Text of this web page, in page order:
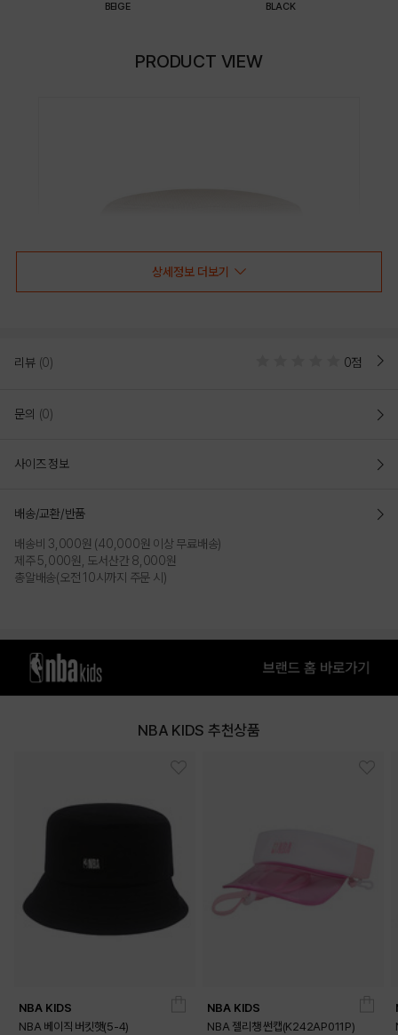
BEIGE BLACK
PRODUCT VIEW
상세정보 더보기
리뷰 (0) 0점
문의 (0)
사이즈 정보
배송/교환/반품
배송비 3,000원 (40,000원 이상 무료배송)
제주 5,000원, 도서산간 8,000원
총알배송(오전 10시까지 주문 시)
NBA KIDS 추천상품
NBA KIDS
NBA 베이직 버킷햇(5-4)
NBA KIDS
NBA 젤리챙 썬캡(K242AP011P)